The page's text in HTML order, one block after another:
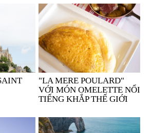
"LA MERE POULARD"
VỚI MÓN OMELETTE NỔI
TIẾNG KHẮP THẾ GIỚI